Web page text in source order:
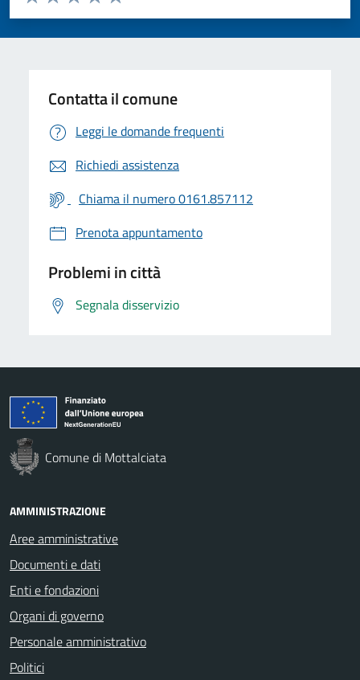
Valuta 5 stelle su 5
Valuta 4 stelle su 5
Valuta 3 stelle su 5
Valuta 2 stelle su 5
Valuta 1 stelle su 5
Contatta il comune
Leggi le domande frequenti
Richiedi assistenza
Chiama il numero 0161.857112
Prenota appuntamento
Problemi in città
Segnala disservizio
Comune di Mottalciata
AMMINISTRAZIONE
Aree amministrative
Documenti e dati
Enti e fondazioni
Organi di governo
Personale amministrativo
Politici